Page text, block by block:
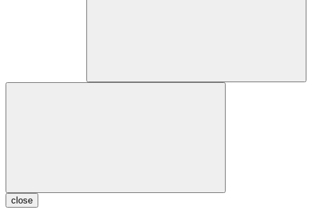
close